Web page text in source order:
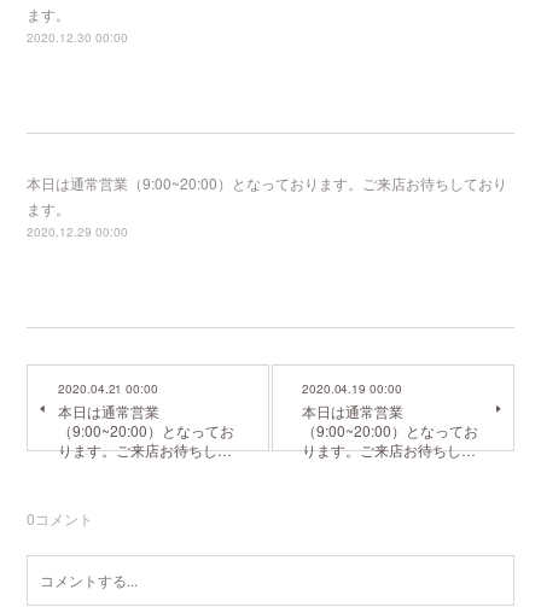
ます。
2020.12.30 00:00
本日は通常営業（9:00~20:00）となっております。ご来店お待ちしており
ます。
2020.12.29 00:00
2020.04.21 00:00
本日は通常営業
（9:00~20:00）となってお
ります。ご来店お待ちし…
2020.04.19 00:00
本日は通常営業
（9:00~20:00）となってお
ります。ご来店お待ちし…
0コメント